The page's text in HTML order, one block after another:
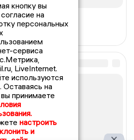
кнопку вы
на
персональных
сервиса
LiveInternet.
используются
Оставаясь на
принимаете
настроить
и